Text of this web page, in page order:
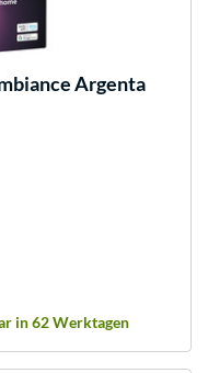
Argenta
in 62 Werktagen